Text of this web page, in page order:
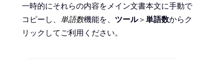
一時的にそれらの内容をメイン文書本文に手動で
コピーし、 単語数機能を、 ツール＞ 単語数からク
リックしてご利用ください。